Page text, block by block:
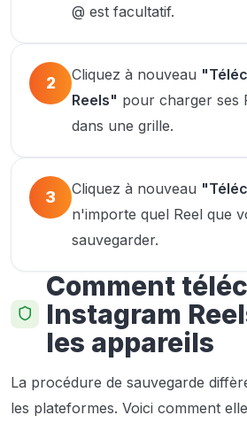
@ est facultatif.
2 Cliquez à nouveau
Reels" pour charger ses
dans une grille.
3 Cliquez à nouveau
n'importe quel Reel que
sauvegarder.
Comment
Instagram
les appareils
La procédure de sauvegarde
les plateformes. Voici comment